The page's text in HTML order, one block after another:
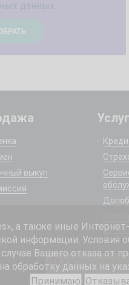
данных
выкуп
а также иные
информации. Условия
Вашего отказа от
обработку данных на
Принимаю